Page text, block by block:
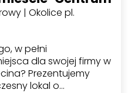
| Okolice pl.
w pełni
dla swojej firmy w
Prezentujemy
lokal o…